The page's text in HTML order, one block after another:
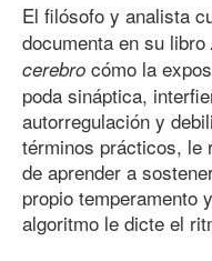
El filósofo y analista
documenta en su libro
cerebro cómo la
poda sináptica,
autorregulación y
términos prácticos, le
de aprender a
propio temperamento
algoritmo le dicte el